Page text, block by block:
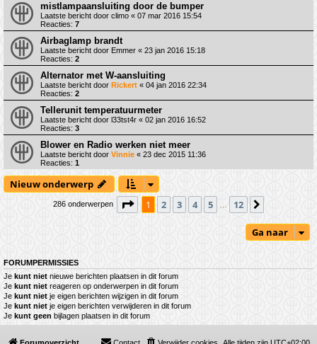
mistlampaansluiting door de bumper
Laatste bericht door climo « 07 mar 2016 15:54
Reacties: 7
Airbaglamp brandt
Laatste bericht door Emmer « 23 jan 2016 15:18
Reacties: 2
Alternator met W-aansluiting
Laatste bericht door Rickert « 04 jan 2016 22:34
Reacties: 2
Tellerunit temperatuurmeter
Laatste bericht door l33tst4r « 02 jan 2016 16:52
Reacties: 3
Blower en Radio werken niet meer
Laatste bericht door Vinnie « 23 dec 2015 11:36
Reacties: 1
Nieuw onderwerp
286 onderwerpen Pagina van12
1 2 3 4 5 12
Ga naar
FORUMPERMISSIES
Je kunt niet nieuwe berichten plaatsen in dit forum
Je kunt niet reageren op onderwerpen in dit forum
Je kunt niet je eigen berichten wijzigen in dit forum
Je kunt niet je eigen berichten verwijderen in dit forum
Je kunt geen bijlagen plaatsen in dit forum
Forumoverzicht Alle tijden zijn UTC+02:00
Verwijder cookies
Contact